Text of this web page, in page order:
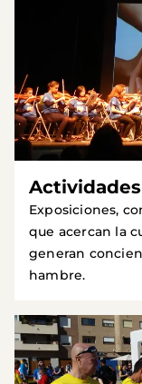
Exposiciones,
que acercan la
generan
hambre.